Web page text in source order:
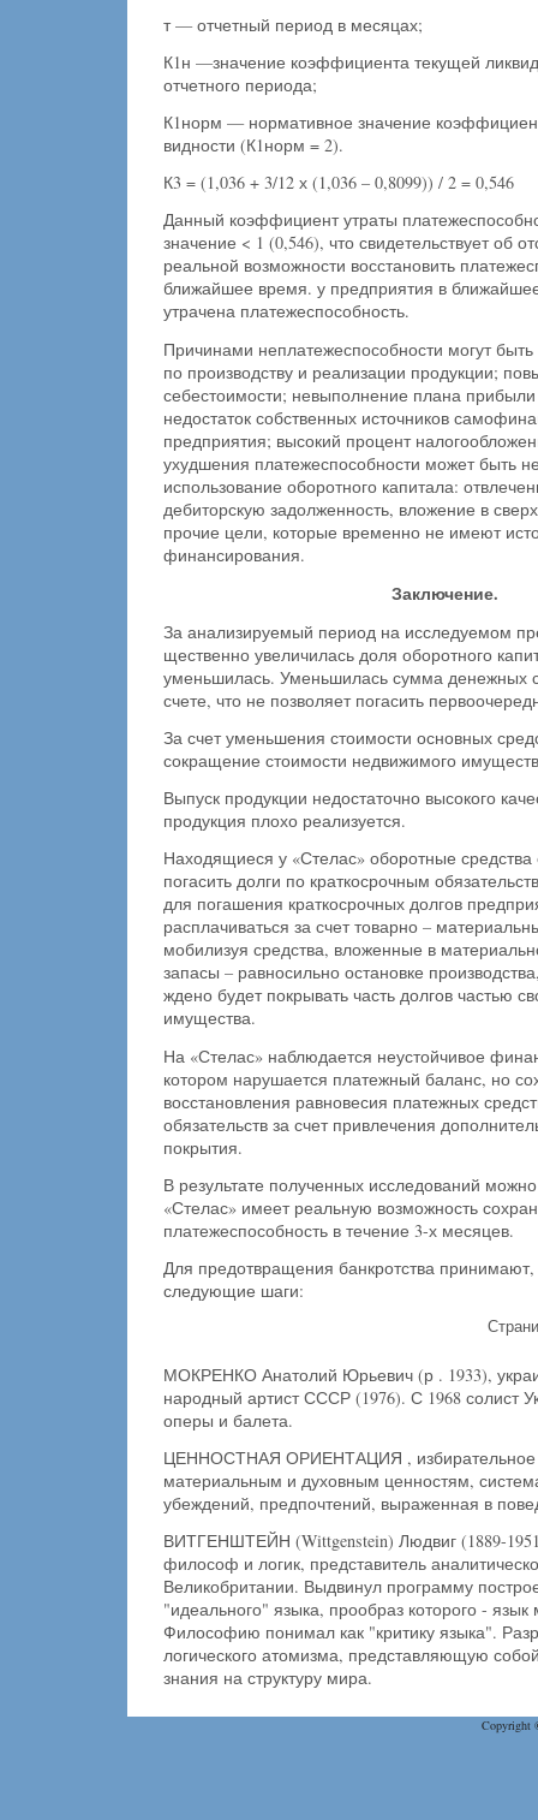
т — отчетный период в месяцах;
К1н —значение коэффициента текущей
отчетного периода;
К1норм — нормативное значение
видности (К1норм = 2).
К3 = (1,036 + 3/12 х (1,036 – 0,8099)) / 2 = 0,546
Данный коэффициент утраты
значение < 1 (0,546), что свидетельствует об
реальной возможности восстановить
ближайшее время. у предприятия в
утрачена платежеспособность.
Причинами неплатежеспособности могут
по производству и реализации продукции;
себестоимости; невыполнение плана прибыли
недостаток собственных источников
предприятия; высокий процент
ухудшения платежеспособности может быть
использование оборотного капитала:
дебиторскую задолженность, вложение в
прочие цели, которые временно не имеют
финансирования.
Заключение.
За анализируемый период на исследуемом
щественно увеличилась доля оборотного
уменьшилась. Уменьшилась сумма денежных
счете, что не позволяет погасить
За счет уменьшения стоимости основных
сокращение стоимости недвижимого
Выпуск продукции недостаточно высокого
продукция плохо реализуется.
Находящиеся у «Стелас» оборотные
погасить долги по краткосрочным
для погашения краткосрочных долгов
расплачиваться за счет то­варно –
мобилизуя сред­ства, вложенные в
запасы – равносильно остановке
ждено будет покрывать часть долгов частью
имущества.
На «Стелас» наблюдается неустойчивое
котором нарушается платежный баланс, но
восстановления равновесия платежных
обязательств за счет привлечения
покрытия.
В результате полученных исследований
«Стелас» имеет реальную возможность
платежеспособность в течение 3-х месяцев.
Для предотвращения банкротства принимают,
следующие шаги:
МОКРЕНКО Анатолий Юрьевич (р . 1933),
народный артист СССР (1976). С 1968 солист
оперы и балета.
ЦЕННОСТНАЯ ОРИЕНТАЦИЯ , избирательное
материальным и духовным ценностям,
убеждений, предпочтений, выраженная в
ВИТГЕНШТЕЙН (Wittgenstein) Людвиг (1889-
философ и логик, представитель
Великобритании. Выдвинул программу
"идеального" языка, прообраз которого - язык
Философию понимал как "критику языка".
логического атомизма, представляющую
знания на структуру мира.
Copyright